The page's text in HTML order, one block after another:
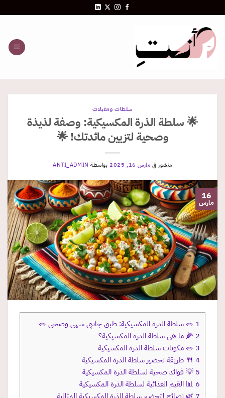
للمحتوى
سلطات ومقبلات
🌟 سلطة الذرة المكسيكية: وصفة لذيذة
وصحية لتزيين مائدتك! 🌟
منشور في مارس 16, 2025 بواسطة ANTI_ADMIN
16
مارس
1 🥗 سلطة الذرة المكسيكية: طبق جانبي شهي وصحي 🥗
2 🌽 ما هي سلطة الذرة المكسيكية؟
3 🥗 مكونات سلطة الذرة المكسيكية
4 🍴 طريقة تحضير سلطة الذرة المكسيكية
5💡 فوائد صحية لسلطة الذرة المكسيكية
6 📊 القيم الغذائية لسلطة الذرة المكسيكية
7 🌿 نصائح لتحضير سلطة الذرة المكسيكية المثالية